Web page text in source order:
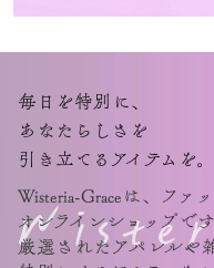
毎日を特別に、
あなたらしさを
引き立てるアイテムを。
Wisteria-Graceは、 ファ
オンラインショップで
厳選されたアパレルや